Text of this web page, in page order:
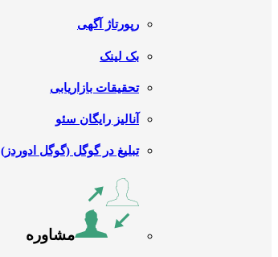
رپورتاژ آگهی
بک لینک
تحقیقات بازاریابی
آنالیز رایگان سئو
تبلیغ در گوگل (گوگل ادوردز)
مشاوره